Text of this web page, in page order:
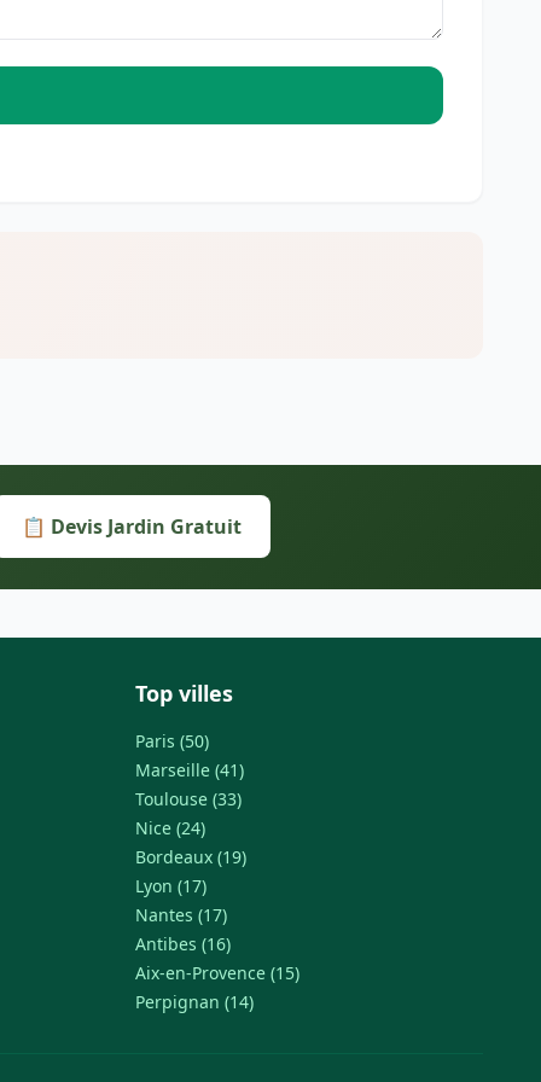
📋 Devis Jardin Gratuit
Top villes
Paris (50)
Marseille (41)
Toulouse (33)
Nice (24)
Bordeaux (19)
Lyon (17)
Nantes (17)
Antibes (16)
Aix-en-Provence (15)
Perpignan (14)